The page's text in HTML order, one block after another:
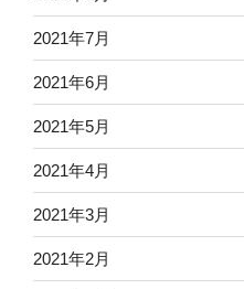
2021年7月
2021年6月
2021年5月
2021年4月
2021年3月
2021年2月